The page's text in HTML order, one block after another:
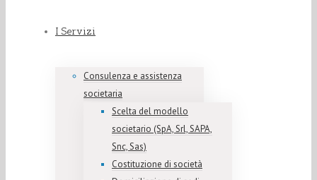
I Servizi
Consulenza e assistenza
societaria
Scelta del modello
societario (SpA, Srl, SAPA,
Snc, Sas)
Costituzione di società